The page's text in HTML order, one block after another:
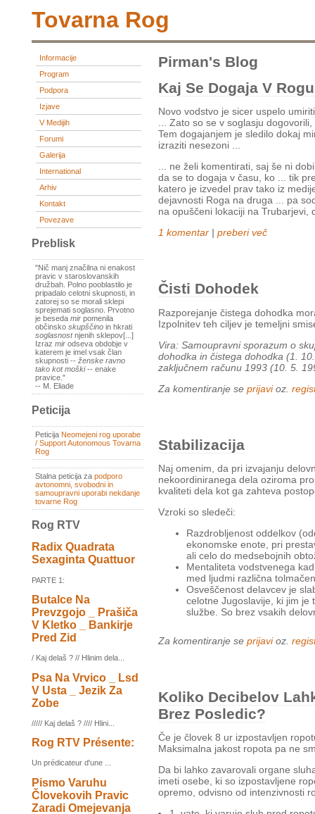
Tovarna Rog
Informacije
Program
Podpora
Izjave
V Medijih
Forumi
Galerija
International
Arhiv
Kontakt
Povezave
Preblisk
"Nič manj značilna ni enakost
pravic v staroslovanskih
družbah. Polno pooblastilo je
pripadalo celotni skupnosti, in
zatorej so se morali sklepi
sprejemati soglasno. Prvotno
je beseda mir pomenila
občinsko skupščino in hkrati
soglasnostnjenih sklepov[...]
Izraz mir odseva obdobje v
katerem je imel vsak član
skupnosti -- ženske ravno
tako kot moški-- enake
pravice."
-- M. Eliade
Peticija
Peticija Neomejeni rog uporabe
/ Support Autonomous Tovarna
Rog
Stalna peticija za podporo
avtonomni, svobodni in
samoupravni uporabi nekdanje
tovarne Rog
Rog RTV
Radix Quadrata
Sexaginta Quattuor
PARTE 1:
Butalce Na
Prevzgojo _ Prašiča
V Kletko _ Bankirje
Pred Zid
/ Kaj delaš ? // Hlinim dela...
Psa Na Vrvico _ Lsd
V Usta _ Jezik Za
Zobe
///// Kaj delaš ? //// Hlini...
Rog RTV Présente:
Un prédicateur d'une ...
Pismo Varuhu
Človekovih Pravic
Zaradi Omejevanja
Pirman's Blog
Kaj Se Dogaja V
Novo vodstvo je sicer uspelo
... Zato so se v soglasju
Tem dogajanjem je sledilo dokaj
izraziti nesezoni ...
... ne želi komentirati, saj še ni
da se to dogaja v času, ko ... tik
katero je izvedel prav tako iz
dejavnosti Roga na druga ... pa
na opuščeni lokaciji na Trubarjevi,
1 komentar | preberi več
Čisti Dohodek
Razporejanje čistega dohodka
Izpolnitev teh ciljev je temeljni
Vira: Samoupravni sporazum o
dohodka in čistega dohodka (1.
zaključnem računu 1993 (10. 5.
Za komentiranje se prijavioz.
Stabilizacija
Naj omenim, da pri izvajanju
nekoordiniranega dela oziroma
kvaliteti dela kot ga zahteva
Vzroki so sledeči:
Razdrobljenost oddelkov
ekonomske enote, pri
ali celo do medsebojnih
Mentaliteta vodstvenega
med ljudmi različna
Osveščenost delavcev je
celotne Jugoslavije, ki jim je
službe. So brez vsakih
Za komentiranje se prijavioz.
Koliko Decibelov
Brez Posledic?
Če je človek 8 ur izpostavljen
Maksimalna jakost ropota pa ne
Da bi lahko zavarovali organe
imeti osebe, ki so izpostavljene
opremo, odvisno od intenzivnosti